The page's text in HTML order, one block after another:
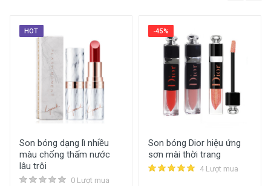
HOT
Son bóng dạng lì nhiều
màu chống thấm nước
lâu trôi
0 Lượt mua
-45%
Son bóng Dior hiệu ứng
sơn mài thời trang
4 Lượt mua